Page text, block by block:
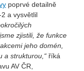
poprvé detailně
a vysvětlil
zjistili, že funkce
jeho domén,
a strukturou,“ říká
AV ČR,